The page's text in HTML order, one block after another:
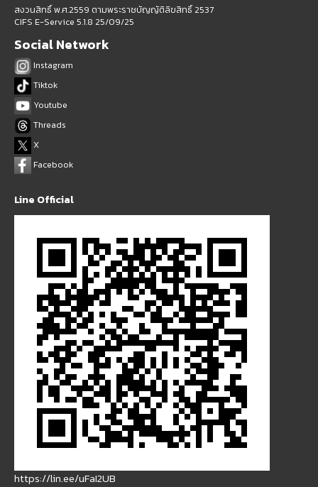
สงวนสิทธิ์ พ.ศ.2559 ตามพระราชบัญญัติลิขสิทธิ์ 2537
CIFS E-Service 5.1.8 25/09/25
Social Network
Instagram
Tiktok
Youtube
Threads
X
Facebook
Line Official
https://lin.ee/uFaI2UB